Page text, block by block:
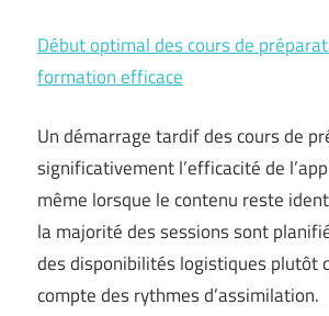
Début optimal des cours de
formation efficace
Un démarrage tardif des cours de
significativement l’efficacité de
même lorsque le contenu reste
la majorité des sessions sont
des disponibilités logistiques plutôt
compte des rythmes d’assimilation.